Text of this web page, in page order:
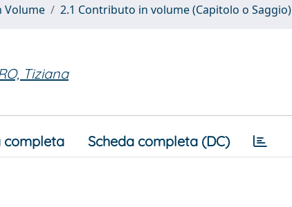
Volume 2.1 Contributo in volume (Capitolo o Saggio)
Tiziana
completa Scheda completa (DC)